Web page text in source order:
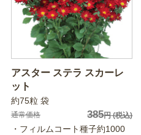
アスター ステラ スカーレ
ット
約75粒 袋
通常価格 385円(税込)
・フィルムコート種子約1000